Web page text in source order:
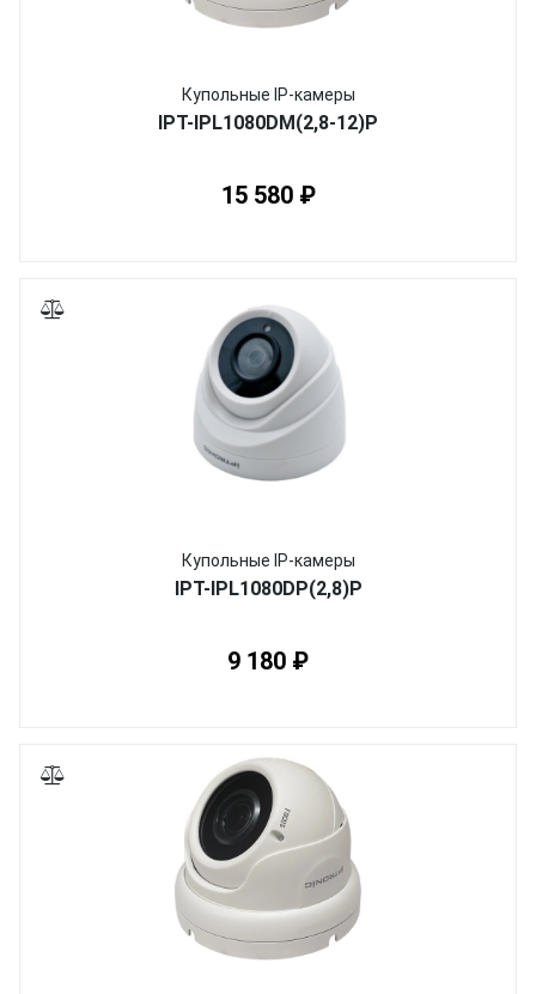
Купольные IP-камеры
IPT-IPL1080DM(2,8-12)P
15 580 ₽
Купольные IP-камеры
IPT-IPL1080DP(2,8)P
9 180 ₽